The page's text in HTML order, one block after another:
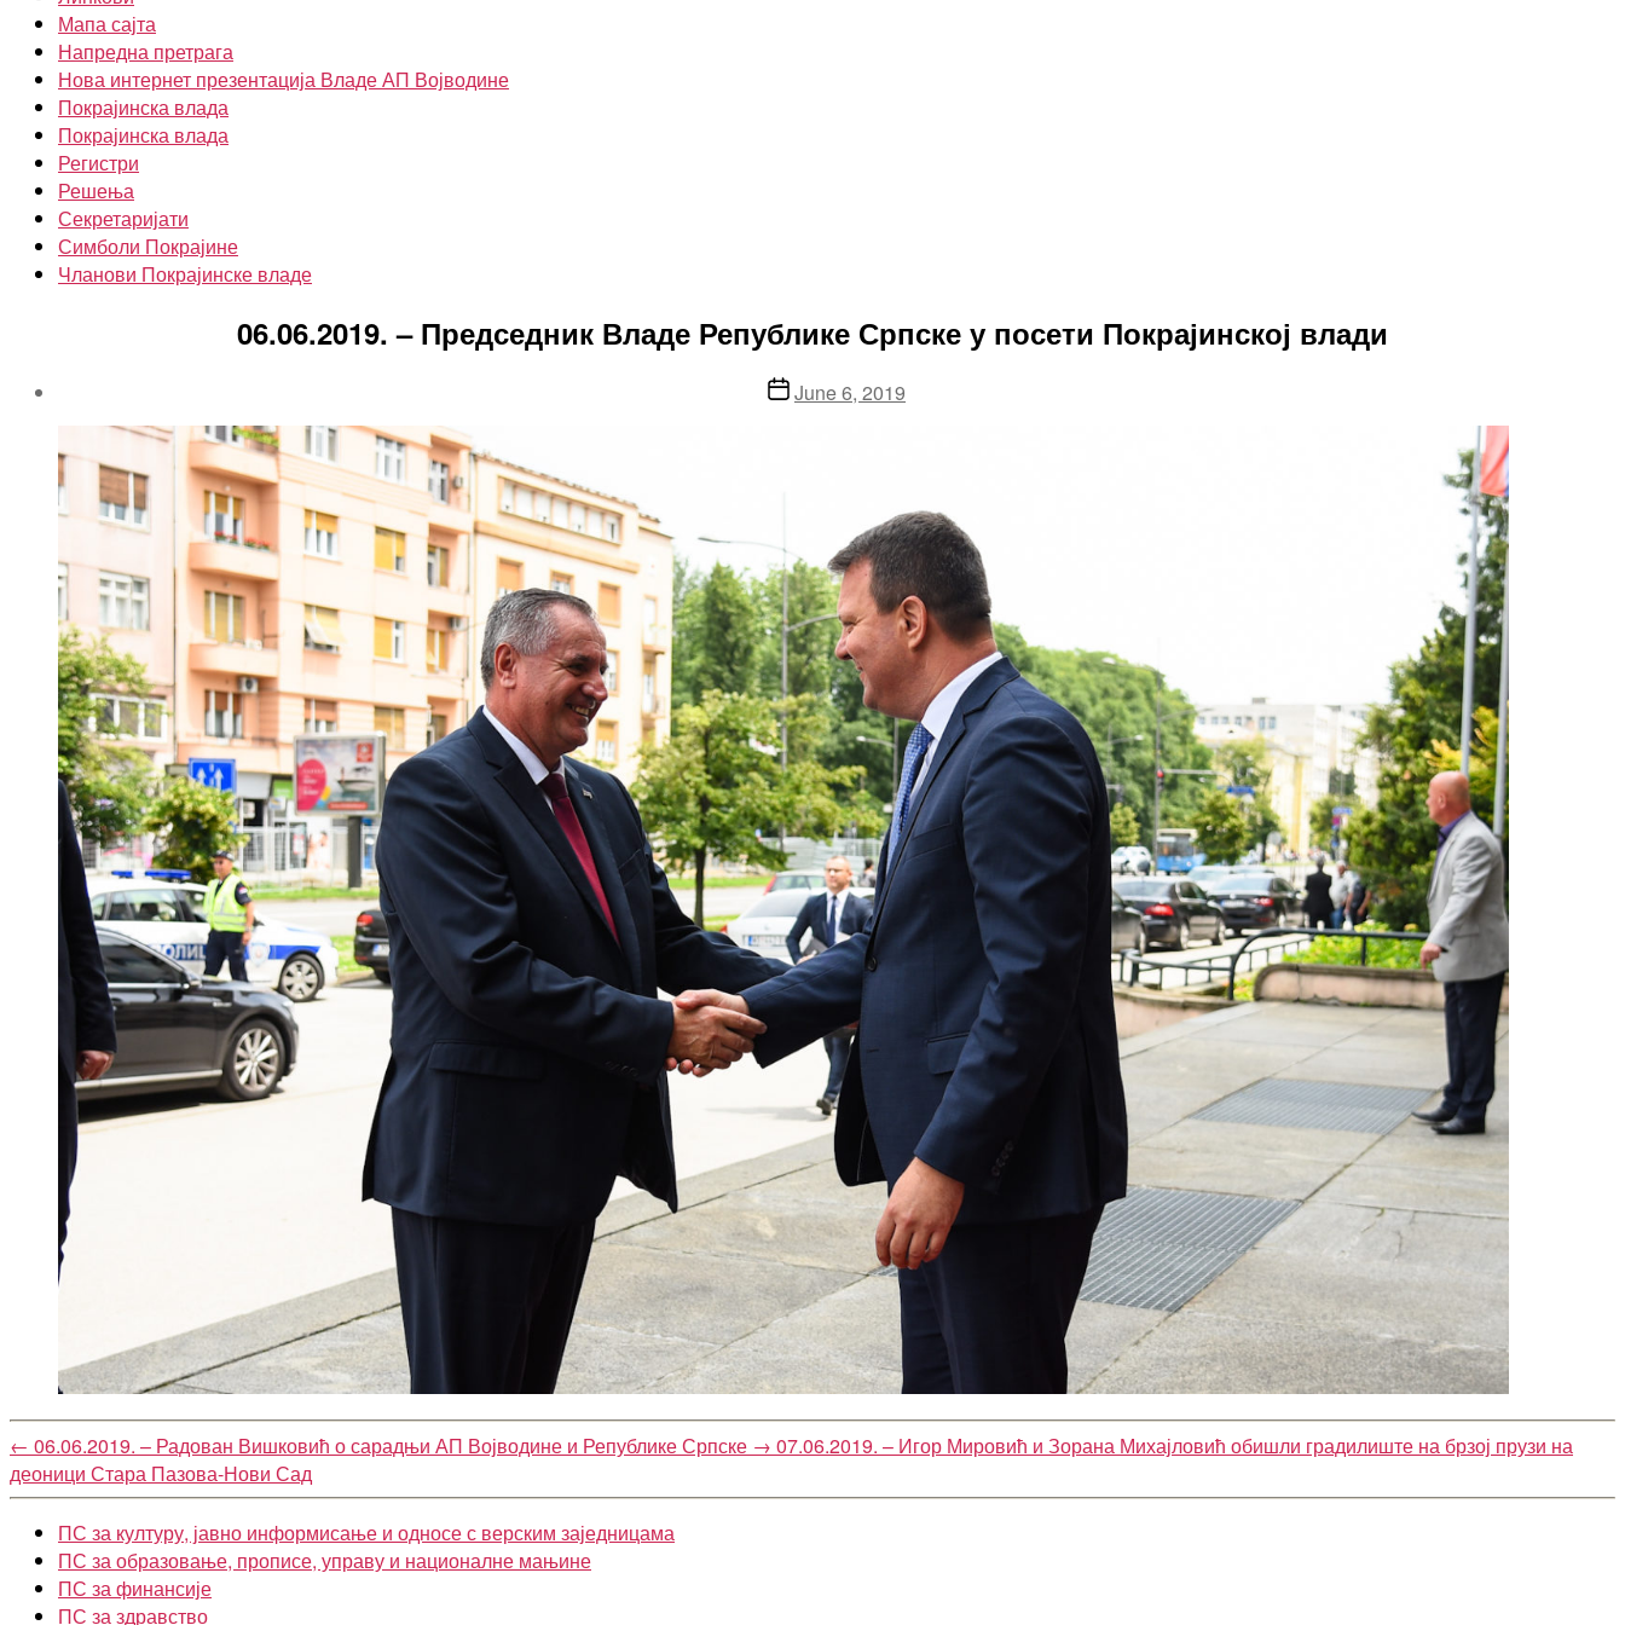
Мапа сајта
Напредна претрага
Нова интернет презентација Владе АП Војводине
Покрајинска влада
Покрајинска влада
Регистри
Решења
Секретаријати
Симболи Покрајине
Чланови Покрајинске владе
06.06.2019. – Председник Владе Републике Српске у посети Покрајинској влади
PostJune 6, 2019
← 06.06.2019. – Радован Вишковић о сарадњи АП Војводине и Републике Српске → 07.06.2019. – Игор Мировић и Зорана Михајловић обишли градилиште на брзој прузи на
деоници Стара Пазова-Нови Сад
ПС за културу, јавно информисање и односе с верским заједницама
ПС за образовање, прописе, управу и националне мањине
ПС за финансије
ПС за здравство